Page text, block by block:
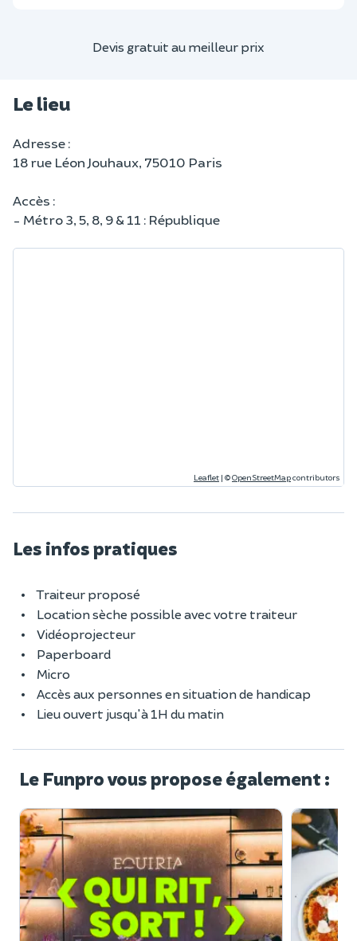
Devis gratuit au meilleur prix
Le lieu
Adresse :
18 rue Léon Jouhaux, 75010 Paris
Accès :
- Métro 3, 5, 8, 9 & 11 : République
Leaflet | ©OpenStreetMapcontributors
Les infos pratiques
Traiteur proposé
Location sèche possible avec votre traiteur
Vidéoprojecteur
Paperboard
Micro
Accès aux personnes en situation de handicap
Lieu ouvert jusqu'à 1H du matin
Le Funpro vous propose également :